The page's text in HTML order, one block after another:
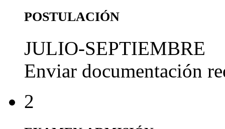
POSTULACIÓN
JULIO-SEPTIEMBRE
Enviar documentación
2